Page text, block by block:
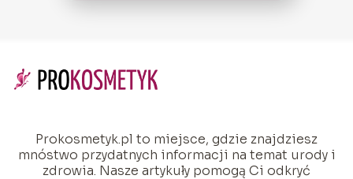
Prokosmetyk.pl to miejsce, gdzie znajdziesz
mnóstwo przydatnych informacji na temat urody i
zdrowia. Nasze artykuły pomogą Ci odkryć